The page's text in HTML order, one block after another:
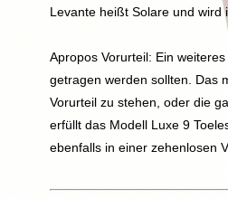
Levante heißt Solare und wird
Apropos Vorurteil: Ein
getragen werden sollten. Das
Vorurteil zu stehen, oder die
erfüllt das Modell Luxe 9
ebenfalls in einer zehenlosen